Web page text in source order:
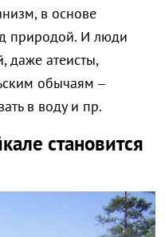
в основе
природой. И люди
даже атеисты,
обычаям –
в воду и пр.
становится